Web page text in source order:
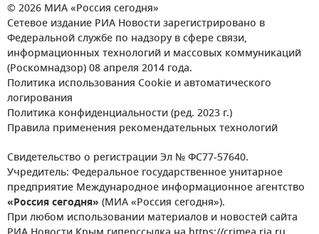
© 2026 МИА «Россия сегодня»
Сетевое издание РИА Новости зарегистрировано в
Федеральной службе по надзору в сфере связи,
информационных технологий и массовых коммуникаций
(Роскомнадзор) 08 апреля 2014 года.
Политика использования Cookie и автоматического
логирования
Политика конфиденциальности (ред. 2023 г.)
Правила применения рекомендательных технологий
Свидетельство о регистрации Эл № ФС77-57640.
Учредитель: Федеральное государственное унитарное
предприятие Международное информационное агентство
«Россия сегодня» (МИА «Россия сегодня»).
При любом использовании материалов и новостей сайта